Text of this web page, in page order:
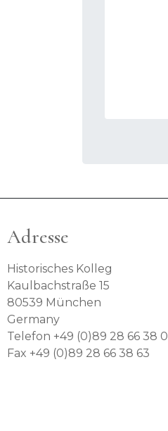
Adresse
Historisches Kolleg
Kaulbachstraße 15
80539 München
Germany
Telefon +49 (0)89 28 66 38 0
Fax +49 (0)89 28 66 38 63